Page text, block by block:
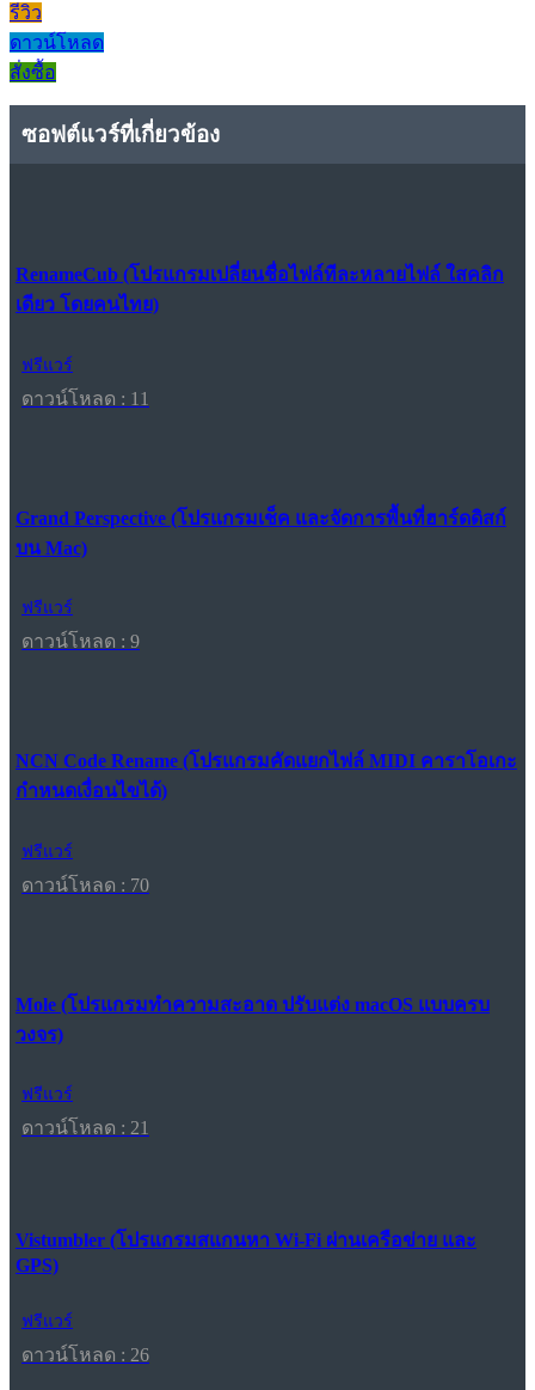
รีวิว
ดาวน์โหลด
สั่งซื้อ
ซอฟต์แวร์ที่เกี่ยวข้อง
RenameCub (โปรแกรมเปลี่ยนชื่อไฟล์ทีละหลายไฟล์ ใสคลิก
เดียว โดยคนไทย)
ฟรีแวร์
ดาวน์โหลด : 11
Grand Perspective (โปรแกรมเช็ค และจัดการพื้นที่ฮาร์ดดิสก์
บน Mac)
ฟรีแวร์
ดาวน์โหลด : 9
NCN Code Rename (โปรแกรมคัดแยกไฟล์ MIDI คาราโอเกะ
กำหนดเงื่อนไขได้)
ฟรีแวร์
ดาวน์โหลด : 70
Mole (โปรแกรมทำความสะอาด ปรับแต่ง macOS แบบครบ
วงจร)
ฟรีแวร์
ดาวน์โหลด : 21
Vistumbler (โปรแกรมสแกนหา Wi-Fi ผ่านเครือข่าย และ
GPS)
ฟรีแวร์
ดาวน์โหลด : 26